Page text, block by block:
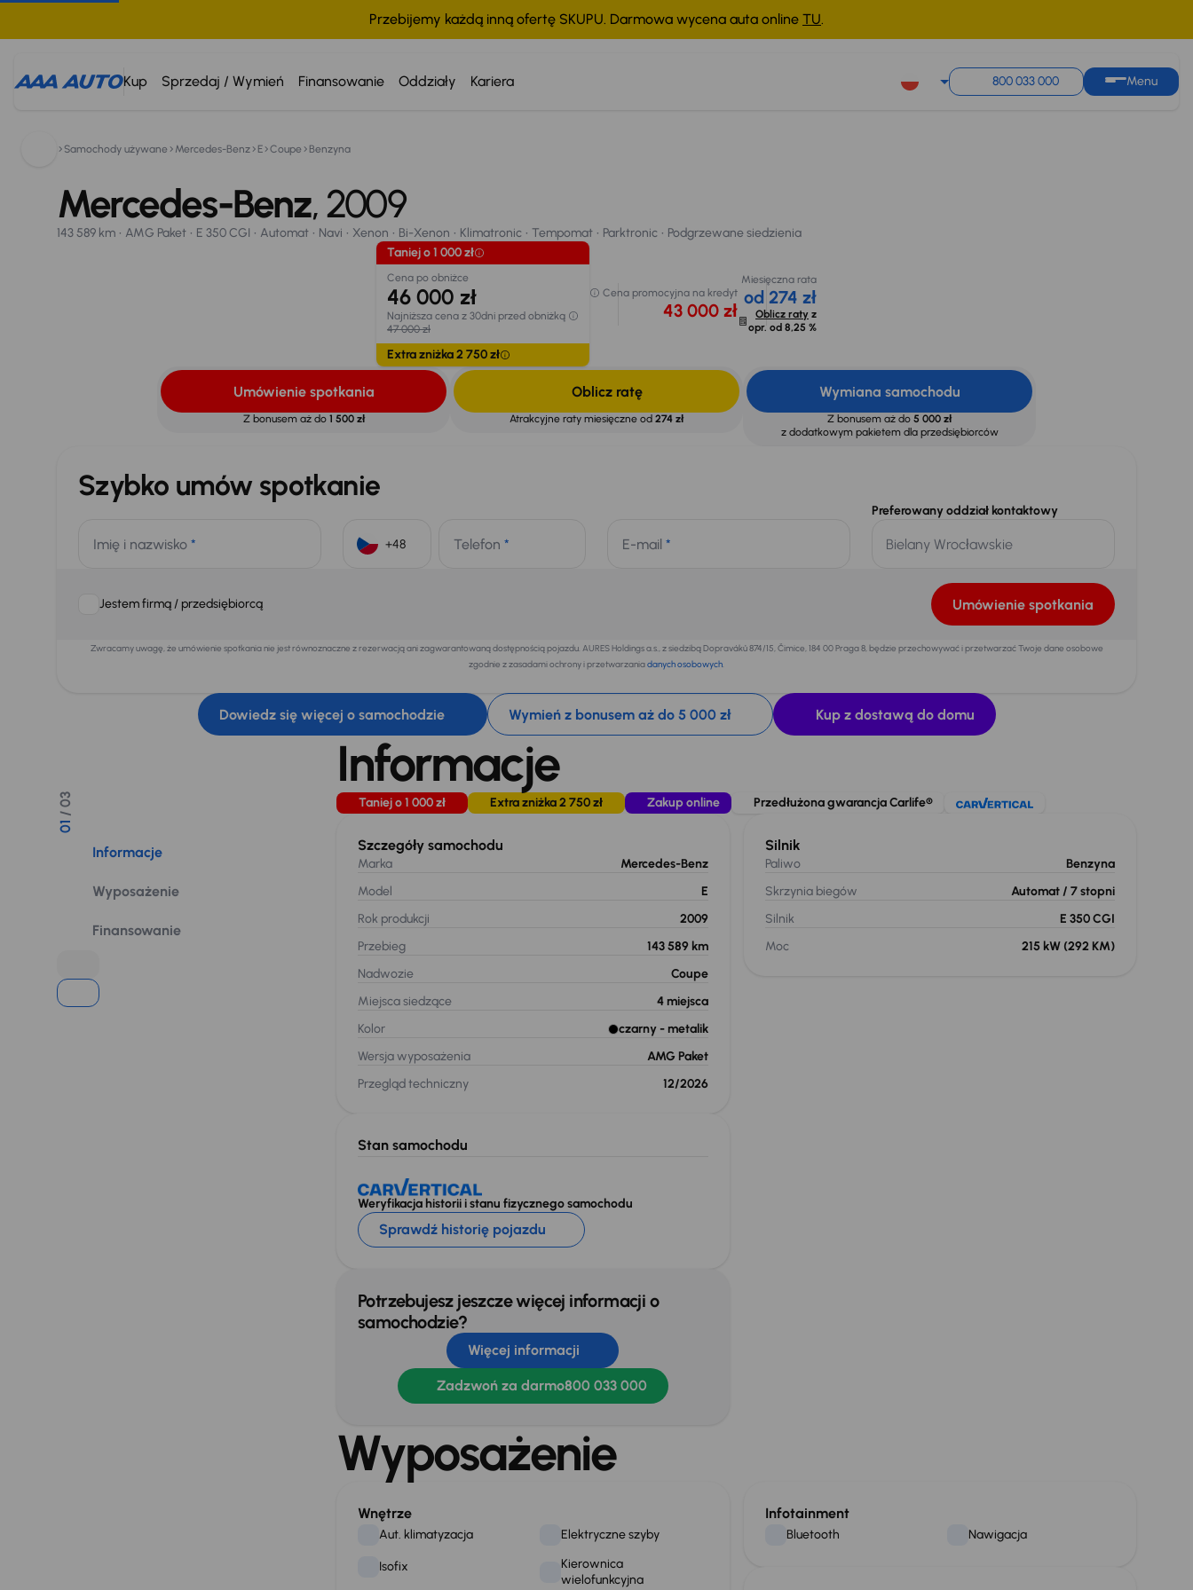
Przebijemy każdą inną ofertę SKUPU. Darmowa wycena auta online TU.
Kup Sprzedaj / Wymień Finansowanie Oddziały Kariera 800 033 000 Menu
Samochody używane Mercedes-Benz E Coupe Benzyna
Taniej o 1 000 zł
Mercedes-Benz, 2009
143 589 km AMG Paket E 350 CGI Automat Navi Xenon Bi-Xenon Klimatronic Tempomat Parktronic
Podgrzewane siedzienia
Taniej o 1 000 zł
Cena po obniżce
46 000 zł
Najniższa cena z 30dni przed obniżką
47 000 zł
Extra zniżka 2 750 zł
Cena promocyjna na kredyt
43 000 zł
Miesięczna rata
od 274 zł
Oblicz raty z
opr. od 8,25 %
Umówienie spotkania
Z bonusem aż do 1 500 zł
Oblicz ratę
Atrakcyjne raty miesięczne od 274 zł
Wymiana samochodu
Z bonusem aż do 5 000 zł
z dodatkowym pakietem dla przedsiębiorców
Szybko umów spotkanie
Imię i nazwisko * Telefon * E-mail *
Preferowany oddział kontaktowy
Jestem firmą / przedsiębiorcą Umówienie spotkania
Zwracamy uwagę, że umówienie spotkania nie jest równoznaczne z rezerwacją ani zagwarantowaną dostępnością pojazdu. AURES Holdings a.s., z siedzibą Dopraváků 874/15, Čimice, 184 00 Praga 8, będzie przechowywać i przetwarzać Twoje dane osobowe
zgodnie z zasadami ochrony i przetwarzaniadanych osobowych.
Dowiedz się więcej o samochodzie Wymień z bonusem aż do 5 000 zł Kup z dostawą do domu
143 589 km AMG Paket E 350 CGI Navi Xenon Bi-Xenon
Umówienie spotkania
Oblicz ratę Wymiana samochodu
01
/ 03
Informacje
Wyposażenie
Finansowanie
Informacje
Taniej o 1 000 zł Extra zniżka 2 750 zł Zakup online Przedłużona gwarancja Carlife®
Szczegóły samochodu
Marka
Mercedes-Benz
Model
E
Rok produkcji
2009
Przebieg
143 589 km
Nadwozie
Coupe
Miejsca siedzące
4 miejsca
Kolor
czarny - metalik
Wersja wyposażenia
AMG Paket
Przegląd techniczny
12/2026
Stan samochodu
Weryfikacja historii i stanu fizycznego samochodu
Sprawdź historię pojazdu
Potrzebujesz jeszcze więcej informacji o
samochodzie?
Więcej informacji
Zadzwoń za darmo800 033 000
Silnik
Paliwo
Benzyna
Skrzynia biegów
Automat / 7 stopni
Silnik
E 350 CGI
Moc
215 kW (292 KM)
Wyposażenie
Wnętrze
Aut. klimatyzacja Elektryczne szyby
Isofix
Kierownica
wielofunkcyjna
Infotainment
Bluetooth Nawigacja